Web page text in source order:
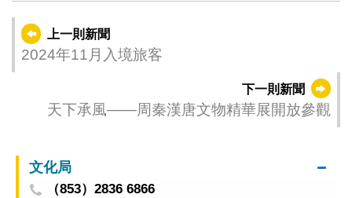
上一則新聞
2024年11月入境旅客
下一則新聞
天下承風——周秦漢唐文物精華展開放參觀
文化局
（853）2836 6866